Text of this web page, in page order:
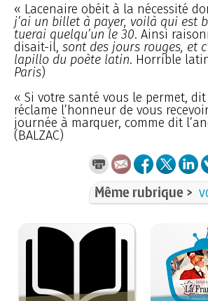
« Lacenaire obéit à la nécessité
j’ai un billet à payer, voilà qui est
tuerai quelqu’un le 30. Ainsi
disait-il, sont des jours rouges, et
lapillo du poète latin. Horrible
Paris)
« Si votre santé vous le permet,
réclame l’honneur de vous
journée à marquer, comme dit
(BALZAC)
Même rubrique >